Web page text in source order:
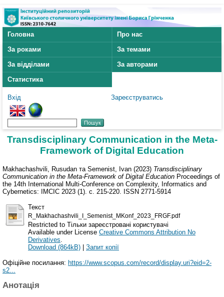
Головна
Про нас
За роками
За темами
За відділами
За авторами
Статистика
Вхід Зареєструватись
Transdisciplinary Communication in the Meta-
Framework of Digital Education
Makhachashvili, Rusudan та Semenist, Ivan (2023) Transdisciplinary
Communication in the Meta-Framework of Digital Education Proceedings of
the 14th International Multi-Conference on Complexity, Informatics and
Cybernetics: IMCIC 2023 (1). с. 215-220. ISSN 2771-5914
Текст
R_Makhachashvili_I_Semenist_MKonf_2023_FRGF.pdf
Restricted to Тільки зареєстровані користувачі
Available under License Creative Commons Attribution No
Derivatives
Download (864kB) | Запит копії
Офіційне посилання: https://www.scopus.com/record/display.uri?eid=2-
s2...
Анотація